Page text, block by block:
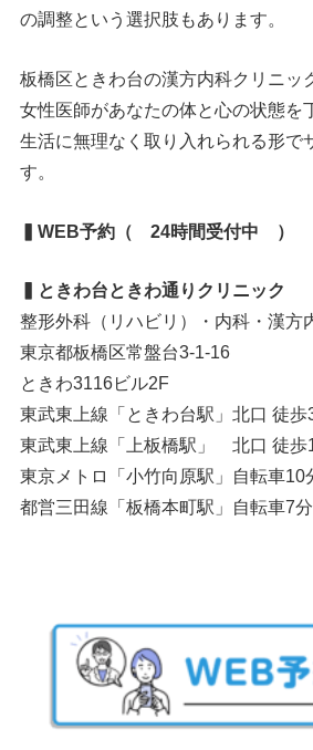
の調整という選択肢もあります。
板橋区ときわ台の漢方内科クリニッ
女性医師があなたの体と心の状態を
生活に無理なく取り入れられる形で
す。
▍WEB予約（ 24時間受付中 ）
▍ときわ台ときわ通りクリニック
整形外科（リハビリ）・内科・漢方
東京都板橋区常盤台3-1-16
ときわ3116ビル2F
東武東上線「ときわ台駅」北口 徒歩
東武東上線「上板橋駅」 北口 徒歩
東京メトロ「小竹向原駅」自転車10
都営三田線「板橋本町駅」自転車7分